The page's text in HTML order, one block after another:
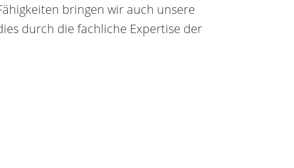
bringen wir auch unsere
durch die fachliche Expertise der